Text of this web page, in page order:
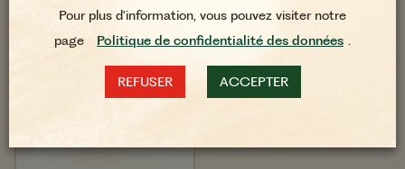
Pour plus d'information, vous pouvez visiter notre
page
Politique de confidentialité des données .
REFUSER ACCEPTER